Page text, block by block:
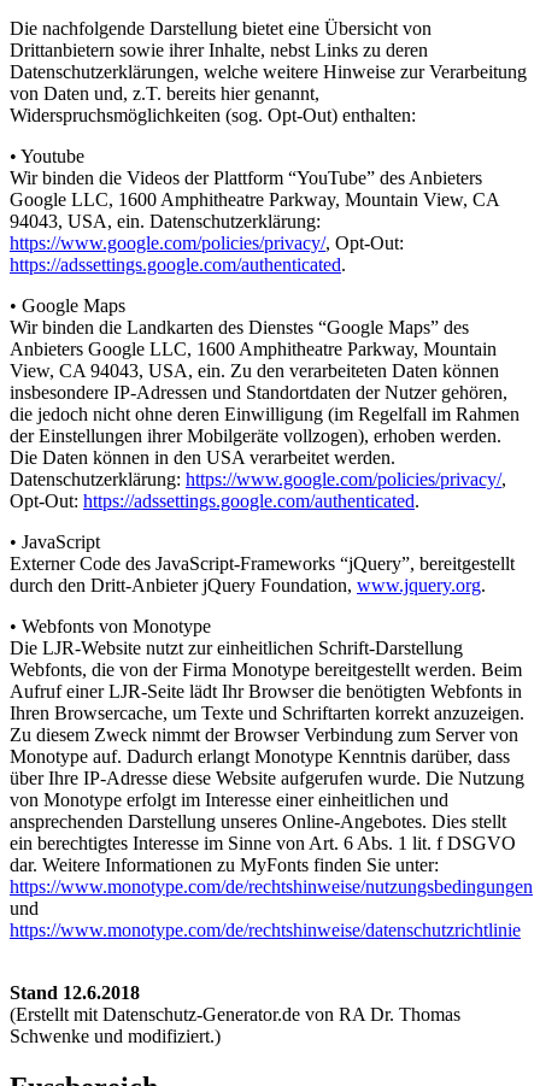
Die nachfolgende Darstellung bietet eine Übersicht von
Drittanbietern sowie ihrer Inhalte, nebst Links zu deren
Datenschutzerklärungen, welche weitere Hinweise zur Verarbeitung
von Daten und, z.T. bereits hier genannt,
Widerspruchsmöglichkeiten (sog. Opt-Out) enthalten:
• Youtube
Wir binden die Videos der Plattform “YouTube” des Anbieters
Google LLC, 1600 Amphitheatre Parkway, Mountain View, CA
94043, USA, ein. Datenschutzerklärung:
https://www.google.com/policies/privacy/, Opt-Out:
https://adssettings.google.com/authenticated.
• Google Maps
Wir binden die Landkarten des Dienstes “Google Maps” des
Anbieters Google LLC, 1600 Amphitheatre Parkway, Mountain
View, CA 94043, USA, ein. Zu den verarbeiteten Daten können
insbesondere IP-Adressen und Standortdaten der Nutzer gehören,
die jedoch nicht ohne deren Einwilligung (im Regelfall im Rahmen
der Einstellungen ihrer Mobilgeräte vollzogen), erhoben werden.
Die Daten können in den USA verarbeitet werden.
Datenschutzerklärung: https://www.google.com/policies/privacy/,
Opt-Out: https://adssettings.google.com/authenticated.
• JavaScript
Externer Code des JavaScript-Frameworks “jQuery”, bereitgestellt
durch den Dritt-Anbieter jQuery Foundation, www.jquery.org.
• Webfonts von Monotype
Die LJR-Website nutzt zur einheitlichen Schrift-Darstellung
Webfonts, die von der Firma Monotype bereitgestellt werden. Beim
Aufruf einer LJR-Seite lädt Ihr Browser die benötigten Webfonts in
Ihren Browsercache, um Texte und Schriftarten korrekt anzuzeigen.
Zu diesem Zweck nimmt der Browser Verbindung zum Server von
Monotype auf. Dadurch erlangt Monotype Kenntnis darüber, dass
über Ihre IP-Adresse diese Website aufgerufen wurde. Die Nutzung
von Monotype erfolgt im Interesse einer einheitlichen und
ansprechenden Darstellung unseres Online-Angebotes. Dies stellt
ein berechtigtes Interesse im Sinne von Art. 6 Abs. 1 lit. f DSGVO
dar. Weitere Informationen zu MyFonts finden Sie unter:
https://www.monotype.com/de/rechtshinweise/nutzungsbedingungen
und
https://www.monotype.com/de/rechtshinweise/datenschutzrichtlinie
Stand 12.6.2018
(Erstellt mit Datenschutz-Generator.de von RA Dr. Thomas
Schwenke und modifiziert.)